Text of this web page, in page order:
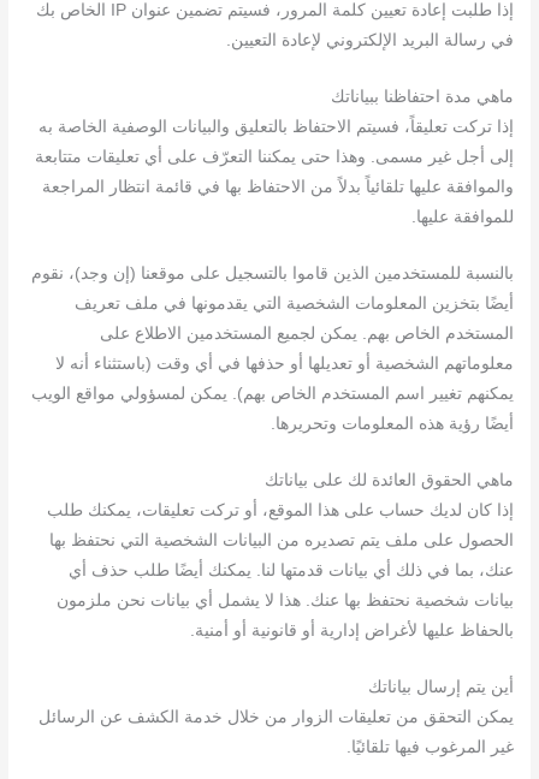
إذا طلبت إعادة تعيين كلمة المرور، فسيتم تضمين عنوان IP الخاص بك
في رسالة البريد الإلكتروني لإعادة التعيين.
ماهي مدة احتفاظنا ببياناتك
إذا تركت تعليقاً، فسيتم الاحتفاظ بالتعليق والبيانات الوصفية الخاصة به
إلى أجل غير مسمى. وهذا حتى يمكننا التعرّف على أي تعليقات متتابعة
والموافقة عليها تلقائياً بدلاً من الاحتفاظ بها في قائمة انتظار المراجعة
للموافقة عليها.
بالنسبة للمستخدمين الذين قاموا بالتسجيل على موقعنا (إن وجد)، نقوم
أيضًا بتخزين المعلومات الشخصية التي يقدمونها في ملف تعريف
المستخدم الخاص بهم. يمكن لجميع المستخدمين الاطلاع على
معلوماتهم الشخصية أو تعديلها أو حذفها في أي وقت (باستثناء أنه لا
يمكنهم تغيير اسم المستخدم الخاص بهم). يمكن لمسؤولي مواقع الويب
أيضًا رؤية هذه المعلومات وتحريرها.
ماهي الحقوق العائدة لك على بياناتك
إذا كان لديك حساب على هذا الموقع، أو تركت تعليقات، يمكنك طلب
الحصول على ملف يتم تصديره من البيانات الشخصية التي نحتفظ بها
عنك، بما في ذلك أي بيانات قدمتها لنا. يمكنك أيضًا طلب حذف أي
بيانات شخصية نحتفظ بها عنك. هذا لا يشمل أي بيانات نحن ملزمون
بالحفاظ عليها لأغراض إدارية أو قانونية أو أمنية.
أين يتم إرسال بياناتك
يمكن التحقق من تعليقات الزوار من خلال خدمة الكشف عن الرسائل
غير المرغوب فيها تلقائيًا.